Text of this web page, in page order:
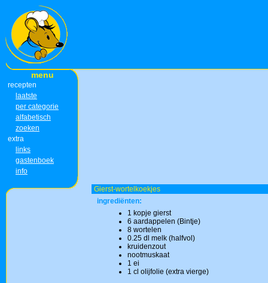
menu
recepten
laatste
per categorie
alfabetisch
zoeken
extra
links
gastenboek
info
Gierst-wortelkoekjes
ingrediënten:
1 kopje gierst
6 aardappelen (Bintje)
8 wortelen
0.25 dl melk (halfvol)
kruidenzout
nootmuskaat
1 ei
1 cl olijfolie (extra vierge)